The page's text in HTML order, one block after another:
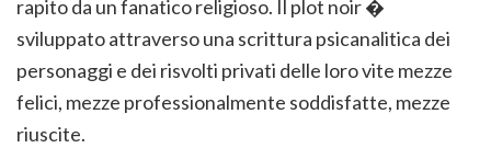
rapito da un fanatico religioso. Il plot noir �
sviluppato attraverso una scrittura psicanalitica dei
personaggi e dei risvolti privati delle loro vite mezze
felici, mezze professionalmente soddisfatte, mezze
riuscite.